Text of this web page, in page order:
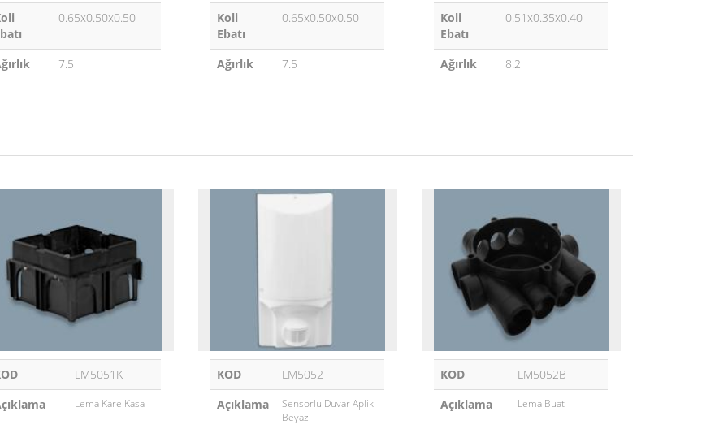
0.65x0.50x0.50
7.5
Koli
Ebatı
0.65x0.50x0.50
Ağırlık 7.5
Koli
Ebatı
0.51x0.35x0.40
Ağırlık 8.2
LM5051K
Lema Kare Kasa
KOD
LM5052
Açıklama
Sensörlü Duvar Aplik-
Beyaz
KOD
LM5052B
Açıklama
Lema Buat